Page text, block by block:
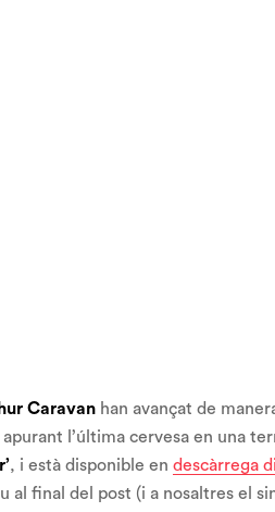
Caravan han avançat de
l’última cervesa en una
, i està disponible en descàrrega
al final del post (i a nosaltres el